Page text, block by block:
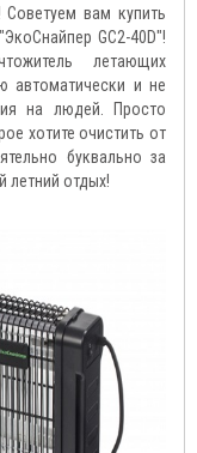
вам купить
GC2-40D"!
летающих
автоматически и не
на людей. Просто
хотите очистить от
буквально за
летний отдых!